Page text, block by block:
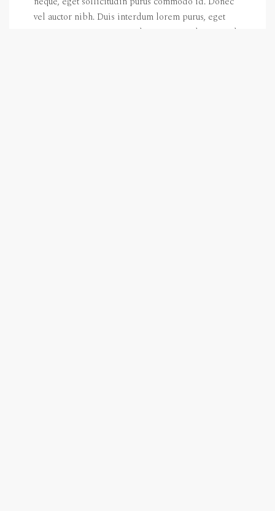
vel auctor nibh. Duis interdum lorem purus, eget
viverra ipsum congue in. Aliquam erat volutpat. Sed